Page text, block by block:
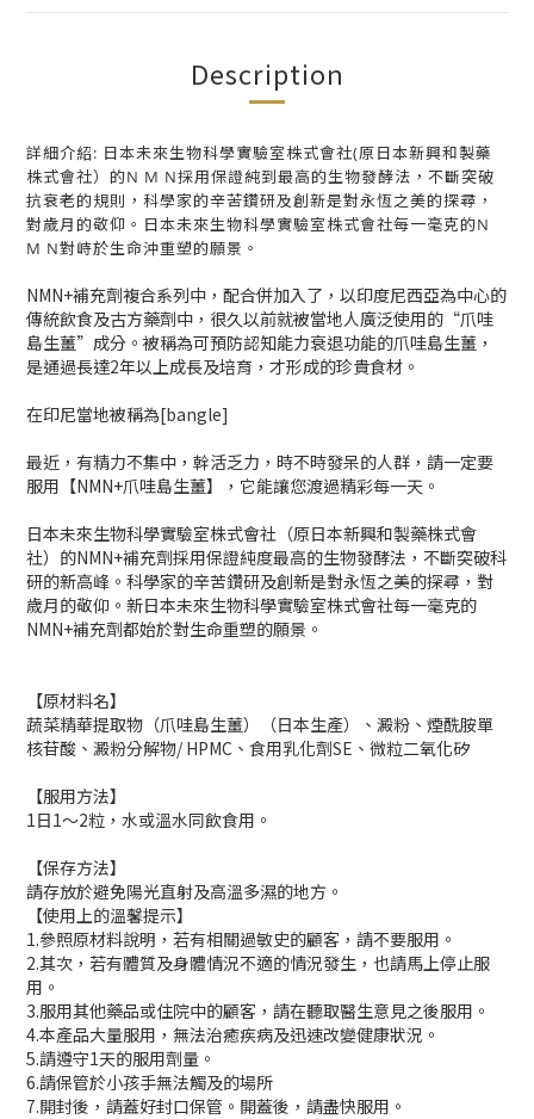
Description
詳細介紹: 日本未來生物科學實驗室株式會社(原日本新興和製藥
株式會社）的N M N採用保證純到最高的生物發酵法，不斷突破
抗衰老的規則，科學家的辛苦鑽研及創新是對永恆之美的探尋，
對歲月的敬仰。日本未來生物科學實驗室株式會社每一毫克的N
M N對峙於生命沖重塑的願景。
NMN+補充劑複合系列中，配合併加入了，以印度尼西亞為中心的
傳統飲食及古方藥劑中，很久以前就被當地人廣泛使用的“爪哇
島生薑”成分。被稱為可預防認知能力衰退功能的爪哇島生薑，
是通過長達2年以上成長及培育，才形成的珍貴食材。
在印尼當地被稱為[bangle]
最近，有精力不集中，幹活乏力，時不時發呆的人群，請一定要
服用【NMN+爪哇島生薑】，它能讓您渡過精彩每一天。
日本未來生物科學實驗室株式會社（原日本新興和製藥株式會
社）的NMN+補充劑採用保證純度最高的生物發酵法，不斷突破科
研的新高峰。科學家的辛苦鑽研及創新是對永恆之美的探尋，對
歲月的敬仰。新日本未來生物科學實驗室株式會社每一毫克的
NMN+補充劑都始於對生命重塑的願景。
【原材料名】
蔬菜精華提取物（爪哇島生薑）（日本生產）、澱粉、煙酰胺單
核苷酸、澱粉分解物/ HPMC、食用乳化劑SE、微粒二氧化矽
【服用方法】
1日1～2粒，水或溫水同飲食用。
【保存方法】
請存放於避免陽光直射及高溫多濕的地方。
【使用上的溫馨提示】
1.參照原材料說明，若有相關過敏史的顧客，請不要服用。
2.其次，若有體質及身體情況不適的情況發生，也請馬上停止服
用。
3.服用其他藥品或住院中的顧客，請在聽取醫生意見之後服用。
4.本產品大量服用，無法治癒疾病及迅速改變健康狀況。
5.請遵守1天的服用劑量。
6.請保管於小孩手無法觸及的場所
7.開封後，請蓋好封口保管。開蓋後，請盡快服用。